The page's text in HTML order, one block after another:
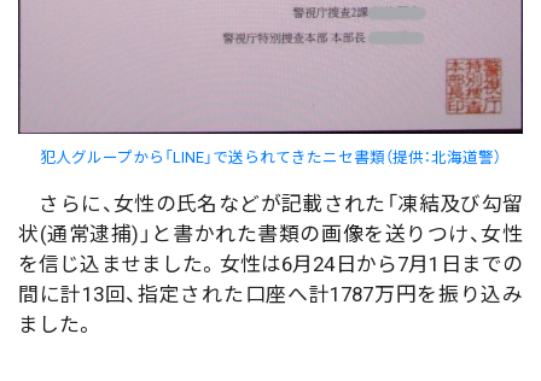
犯人グループから「LINE」で送られてきたニセ書類（提供：北海道警）
さらに、女性の氏名などが記載された「凍結及び勾留
状(通常逮捕)」と書かれた書類の画像を送りつけ、女性
を信じ込ませました。女性は6月24日から7月1日までの
間に計13回、指定された口座へ計1787万円を振り込み
ました。